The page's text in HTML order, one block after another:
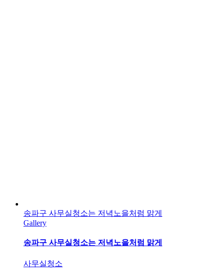
송파구 사무실청소는 저녁노을처럼 맑게
Gallery
송파구 사무실청소는 저녁노을처럼 맑게
사무실청소